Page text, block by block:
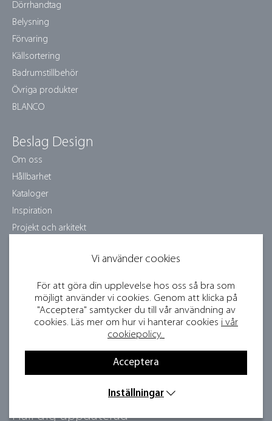
Vi använder cookies
För att göra din upplevelse hos oss så bra som
möjligt använder vi cookies. Genom att klicka på
"Acceptera" samtycker du till vår användning av
cookies. Läs mer om hur vi hanterar cookies i vår
cookiepolicy.
Inställningar
Acceptera
Dörrhandtag
Belysning
Förvaring
Källsortering
Badrumstillbehör
Övriga produkter
BLANCO
Beslag Design
Om oss
Hållbarhet
Kataloger
Inspiration
Projekt och arkitekt
Bildbank och press
Bli återförsäljare
Håll dig uppdaterad